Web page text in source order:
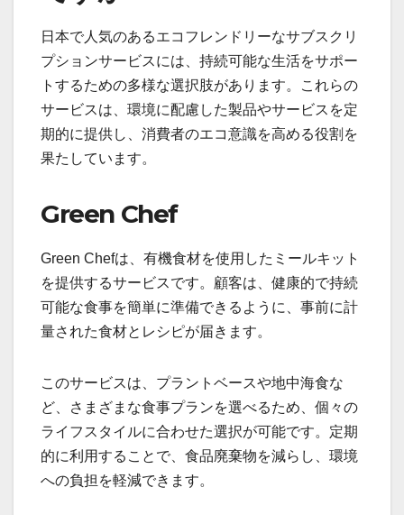
日本で人気のあるエコフレンドリーなサブスクリ
プションサービスには、持続可能な生活をサポー
トするための多様な選択肢があります。これらの
サービスは、環境に配慮した製品やサービスを定
期的に提供し、消費者のエコ意識を高める役割を
果たしています。
Green Chef
Green Chefは、有機食材を使用したミールキット
を提供するサービスです。顧客は、健康的で持続
可能な食事を簡単に準備できるように、事前に計
量された食材とレシピが届きます。
このサービスは、プラントベースや地中海食な
ど、さまざまな食事プランを選べるため、個々の
ライフスタイルに合わせた選択が可能です。定期
的に利用することで、食品廃棄物を減らし、環境
への負担を軽減できます。